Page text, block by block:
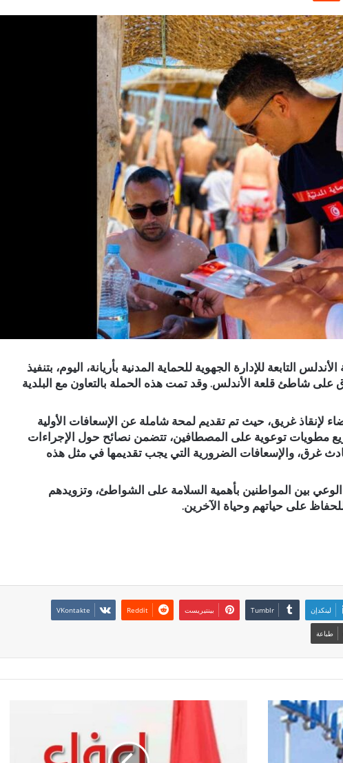
التابعة للإدارة الجهوية للحماية المدنية بأريانة، اليوم، بتنفيذ
شاطئ قلعة الأندلس. وقد تمت هذه الحملة بالتعاون مع البلدية
لإنقاذ غريق، حيث تم تقديم لمحة شاملة عن الإسعافات الأولية
مطويات توعوية على المصطافين، تتضمن نصائح حول الإجراءات
غرق، والإسعافات الضرورية التي يجب تقديمها في مثل هذه
بين المواطنين بأهمية السلامة على الشواطئ، وتزويدهم
على حياتهم وحياة الآخرين.
لينكدإن بينتيريست
طباعة